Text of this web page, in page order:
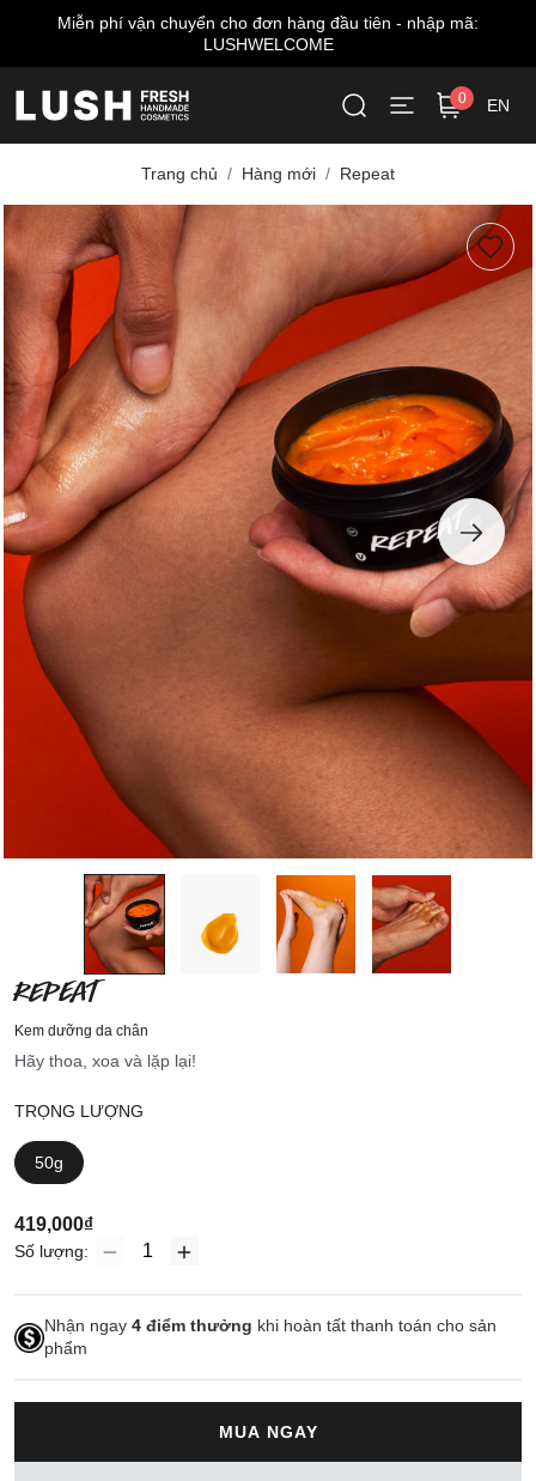
Miễn phí giao hàng cho đơn từ 999.000 VNĐ*
0 EN
Trang chủ Hàng mới Repeat
REPEAT
Kem dưỡng da chân
Hãy thoa, xoa và lặp lại!
TRỌNG LƯỢNG
50g
419,000₫
Số lượng:
Nhận ngay 4 điểm thưởng khi hoàn tất thanh toán cho sản
phẩm
MUA NGAY